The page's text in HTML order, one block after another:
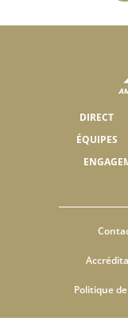
DIRECT
ÉQUIPES
Politique